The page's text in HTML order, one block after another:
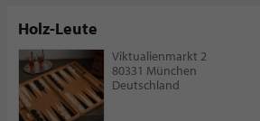
Holz-Leute
Viktualienmarkt 2
80331 München
Deutschland